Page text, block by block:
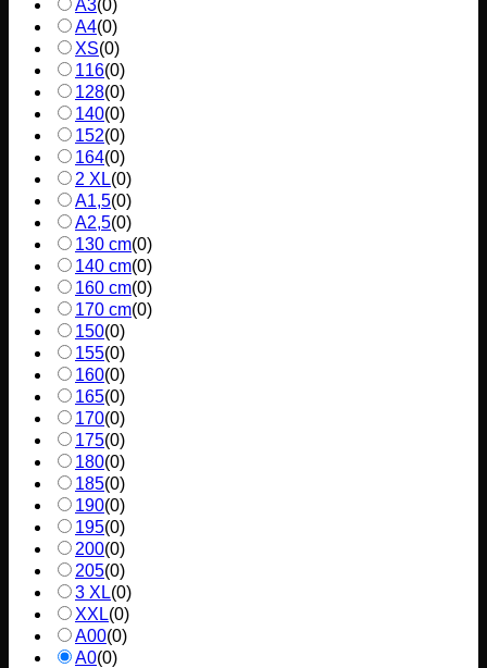
A3(0)
A4(0)
XS(0)
116(0)
128(0)
140(0)
152(0)
164(0)
2 XL(0)
A1,5(0)
A2,5(0)
130 cm(0)
140 cm(0)
160 cm(0)
170 cm(0)
150(0)
155(0)
160(0)
165(0)
170(0)
175(0)
180(0)
185(0)
190(0)
195(0)
200(0)
205(0)
3 XL(0)
XXL(0)
A00(0)
A0(0)